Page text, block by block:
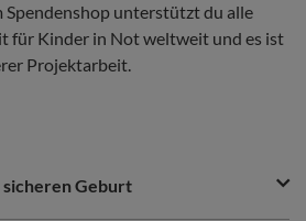
Spendenshop unterstützt du alle
für Kinder in Not weltweit und es ist
Projektarbeit.
Geburt